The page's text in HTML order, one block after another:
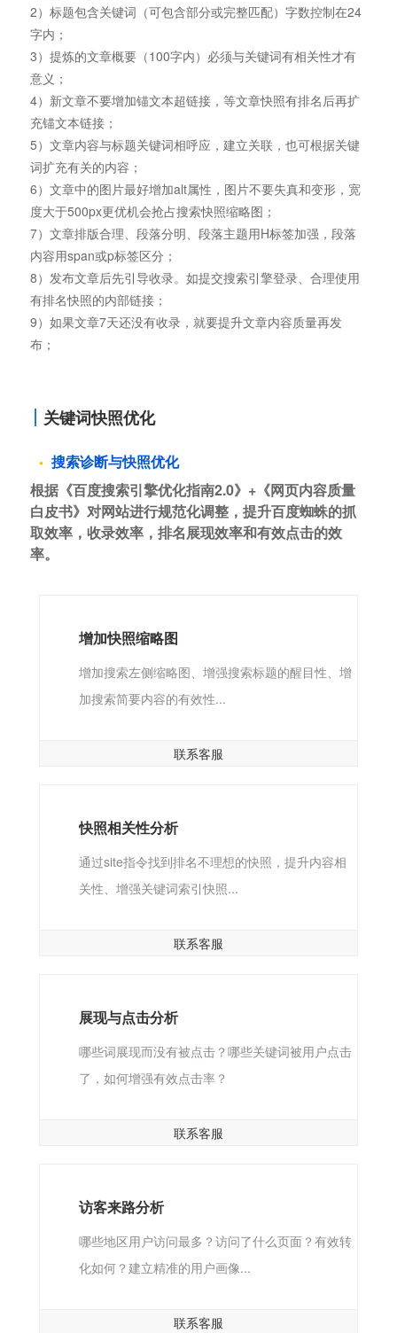
2）标题包含关键词（可包含部分或完整匹配）字数控制在24
字内；
3）提炼的文章概要（100字内）必须与关键词有相关性才有
意义；
4）新文章不要增加锚文本超链接，等文章快照有排名后再扩
充锚文本链接；
5）文章内容与标题关键词相呼应，建立关联，也可根据关键
词扩充有关的内容；
6）文章中的图片最好增加alt属性，图片不要失真和变形，宽
度大于500px更优机会抢占搜索快照缩略图；
7）文章排版合理、段落分明、段落主题用H标签加强，段落
内容用span或p标签区分；
8）发布文章后先引导收录。如提交搜索引擎登录、合理使用
有排名快照的内部链接；
9）如果文章7天还没有收录，就要提升文章内容质量再发
布；
关键词快照优化
搜索诊断与快照优化
根据《百度搜索引擎优化指南2.0》+《网页内容质量
白皮书》对网站进行规范化调整，提升百度蜘蛛的抓
取效率，收录效率，排名展现效率和有效点击的效
率。
增加快照缩略图
增加搜索左侧缩略图、增强搜索标题的醒目性、增
加搜索简要内容的有效性...
联系客服
快照相关性分析
通过site指令找到排名不理想的快照，提升内容相
关性、增强关键词索引快照...
联系客服
展现与点击分析
哪些词展现而没有被点击？哪些关键词被用户点击
了，如何增强有效点击率？
联系客服
访客来路分析
哪些地区用户访问最多？访问了什么页面？有效转
化如何？建立精准的用户画像...
联系客服